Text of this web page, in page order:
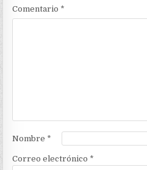
Comentario *
Nombre *
Correo electrónico *